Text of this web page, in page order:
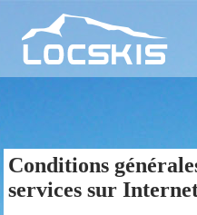
Conditions
services sur